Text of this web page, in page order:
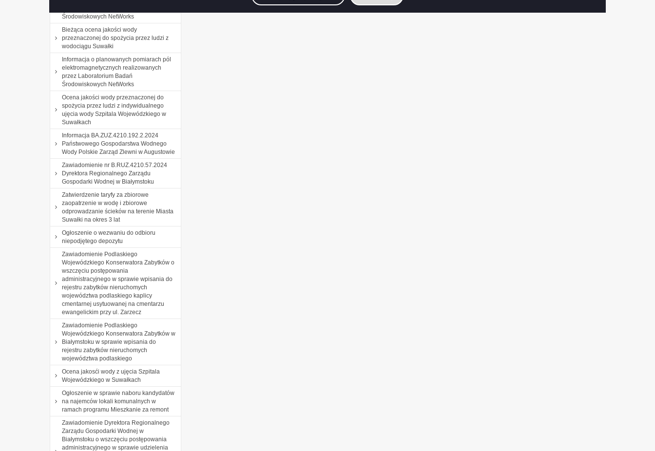
Środowiskowych NetWorks
Bieżąca ocena jakości wody
przeznaczonej do spożycia przez ludzi z
wodociągu Suwałki
Informacja o planowanych pomiarach pól
elektromagnetycznych realizowanych
przez Laboratorium Badań
Środowiskowych NetWorks
Ocena jakości wody przeznaczonej do
spożycia przez ludzi z indywidualnego
ujęcia wody Szpitala Wojewódzkiego w
Suwałkach
Informacja BA.ZUZ.4210.192.2.2024
Państwowego Gospodarstwa Wodnego
Wody Polskie Zarząd Zlewni w Augustowie
Zawiadomienie nr B.RUZ.4210.57.2024
Dyrektora Regionalnego Zarządu
Gospodarki Wodnej w Białymstoku
Zatwierdzenie taryfy za zbiorowe
zaopatrzenie w wodę i zbiorowe
odprowadzanie ścieków na terenie Miasta
Suwałki na okres 3 lat
Ogłoszenie o wezwaniu do odbioru
niepodjętego depozytu
Zawiadomienie Podlaskiego
Wojewódzkiego Konserwatora Zabytków o
wszczęciu postępowania
administracyjnego w sprawie wpisania do
rejestru zabytków nieruchomych
województwa podlaskiego kaplicy
cmentarnej usytuowanej na cmentarzu
ewangelickim przy ul. Zarzecz
Zawiadomienie Podlaskiego
Wojewódzkiego Konserwatora Zabytków w
Białymstoku w sprawie wpisania do
rejestru zabytków nieruchomych
województwa podlaskiego
Ocena jakosći wody z ujęcia Szpitala
Wojewódzkiego w Suwałkach
Ogłoszenie w sprawie naboru kandydatów
na najemców lokali komunalnych w
ramach programu Mieszkanie za remont
Zawiadomienie Dyrektora Regionalnego
Zarządu Gospodarki Wodnej w
Białymstoku o wszczęciu postępowania
administracyjnego w sprawie udzielenia